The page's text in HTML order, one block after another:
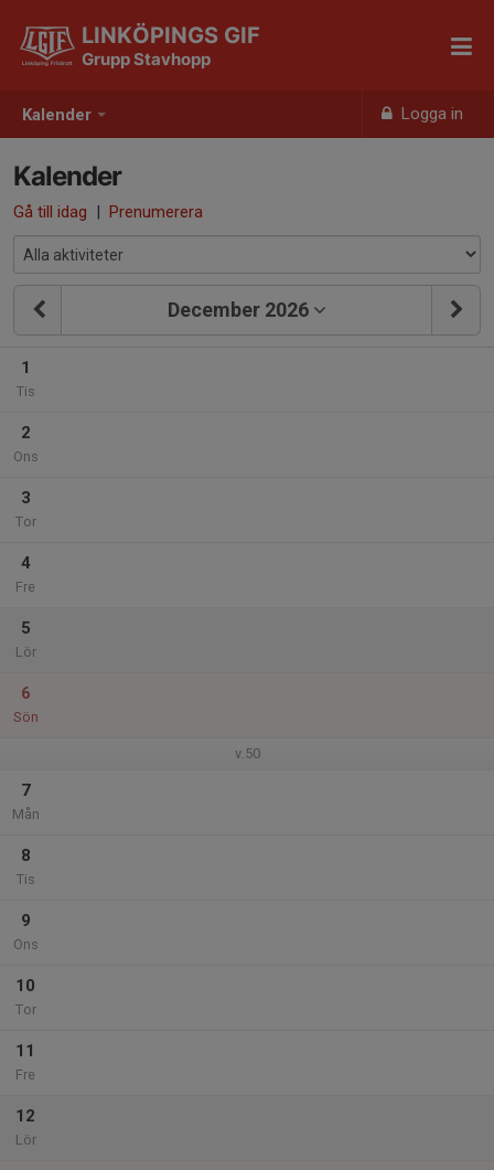
Kalender Logga in
LINKÖPINGS GIF
Grupp Stavhopp
Kalender
Gå till idag | Prenumerera
December 2026
1
Tis
2
Ons
3
Tor
4
Fre
5
Lör
6
Sön
v.50
7
Mån
8
Tis
9
Ons
10
Tor
11
Fre
12
Lör